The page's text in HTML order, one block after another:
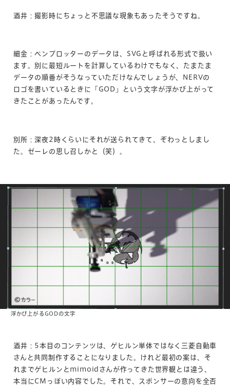
酒井：撮影時にちょっと不思議な現象もあったそうですね。
細金：ペンプロッターのデータは、SVGと呼ばれる形式で扱い
ます。別に最短ルートを計算しているわけでもなく、たまたま
データの順番がそうなっていただけなんでしょうが、NERVの
ロゴを書いているときに「GOD」という文字が浮かび上がって
きたことがあったんです。
別所：深夜2時くらいにそれが送られてきて、ぞわっとしまし
た。ゼーレの思し召しかと（笑）。
浮かび上がるGODの文字
酒井：5本目のコンテンツは、ゲヒルン単体ではなく三菱自動車
さんと共同制作することになりました。けれど最初の案は、そ
れまでゲヒルンとmimoidさんが作ってきた世界観とは違う、
本当にCMっぽい内容でした。それで、スポンサーの意向を全否